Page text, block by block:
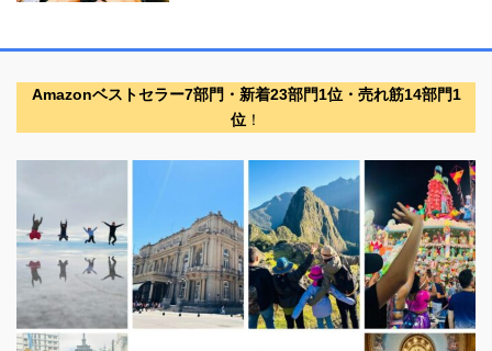
Amazonベストセラー7部門・新着23部門1位・売れ筋14部門1
位 ！